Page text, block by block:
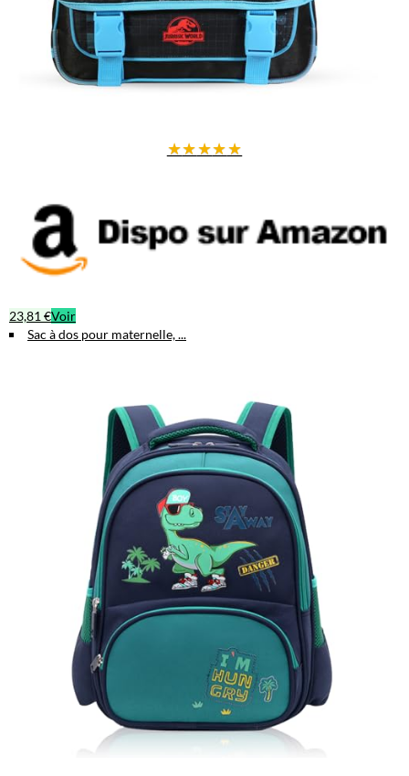
Couleur : Vert
Taille : M, adaptée aux enfants de 3 à 7 ans
Dimensions compactes et légères (environ 1 cm x 1 cm x 1 cm
pour le modèle présenté)
Nombre d'articles : 1 sac
★★★★★
23,81 €Voir
Sac à dos pour maternelle, ...